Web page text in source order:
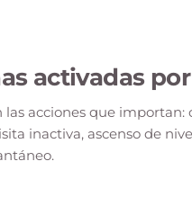
activadas
las acciones que importan:
inactiva, ascenso de